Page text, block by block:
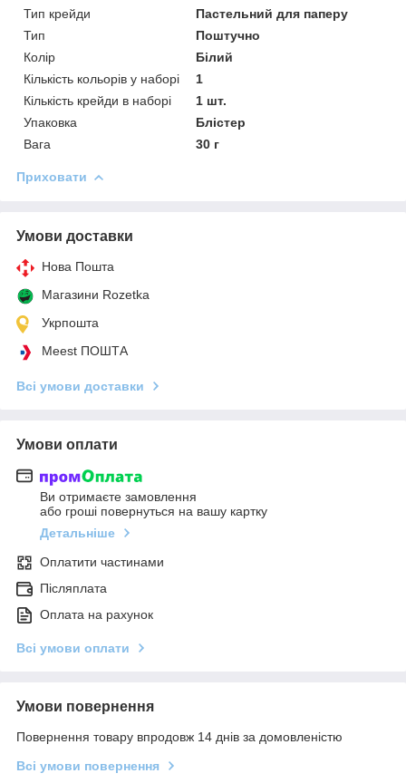
Тип крейди
Пастельний для паперу
Тип
Поштучно
Колір
Білий
Кількість кольорів у наборі
1
Кількість крейди в наборі
1 шт.
Упаковка
Блістер
Вага
30 г
Приховати
Умови доставки
Нова Пошта
Магазини Rozetka
Укрпошта
Meest ПОШТА
Всі умови доставки
Умови оплати
Ви отримаєте замовлення
або гроші повернуться на вашу картку
Детальніше
Оплатити частинами
Післяплата
Оплата на рахунок
Всі умови оплати
Умови повернення
Повернення товару впродовж 14 днів за домовленістю
Всі умови повернення